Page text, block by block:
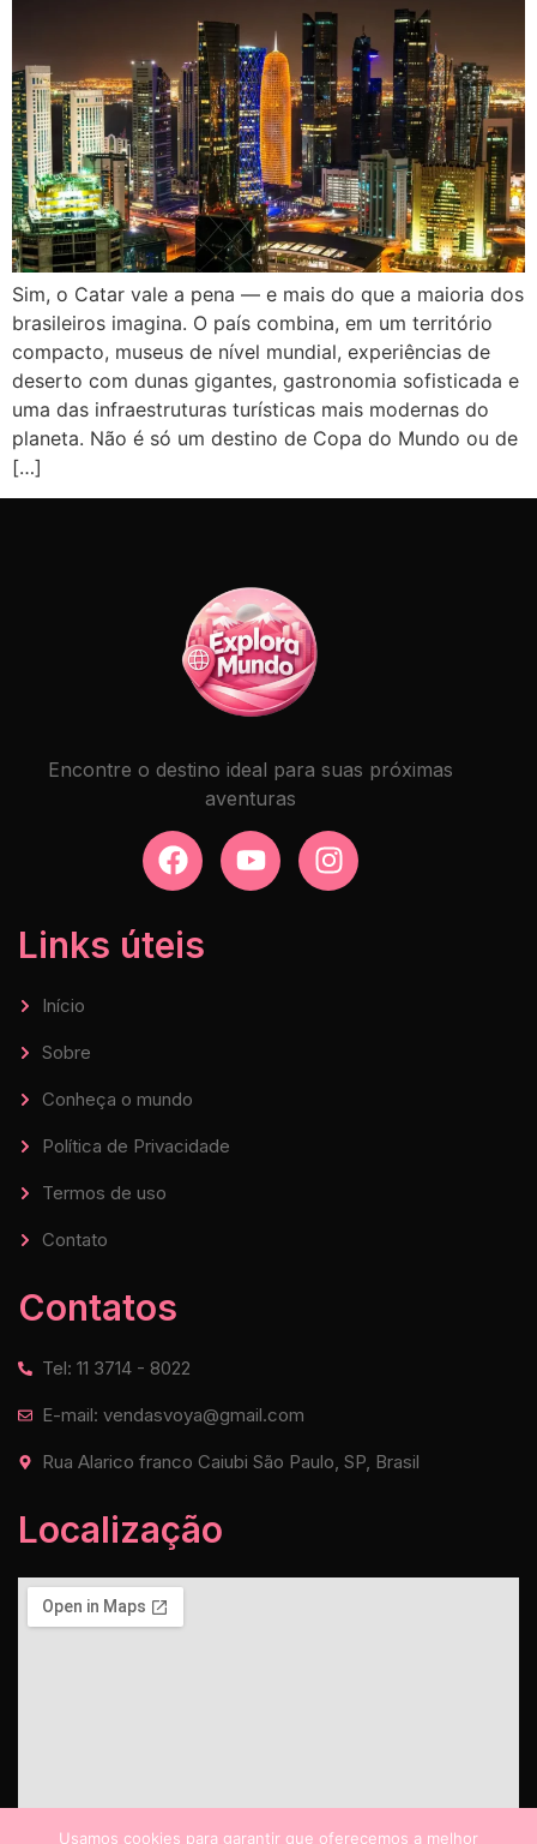
Sim, o Catar vale a pena — e mais do que a maioria dos
brasileiros imagina. O país combina, em um território
compacto, museus de nível mundial, experiências de
deserto com dunas gigantes, gastronomia sofisticada e
uma das infraestruturas turísticas mais modernas do
planeta. Não é só um destino de Copa do Mundo ou de
[…]
Encontre o destino ideal para suas próximas
aventuras
Links úteis
Início
Sobre
Conheça o mundo
Política de Privacidade
Termos de uso
Contato
Contatos
Tel: 11 3714 - 8022
E-mail: vendasvoya@gmail.com
Rua Alarico franco Caiubi São Paulo, SP, Brasil
Localização
Usamos cookies para garantir que oferecemos a melhor